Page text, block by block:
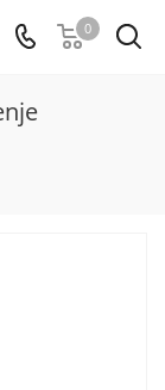
0